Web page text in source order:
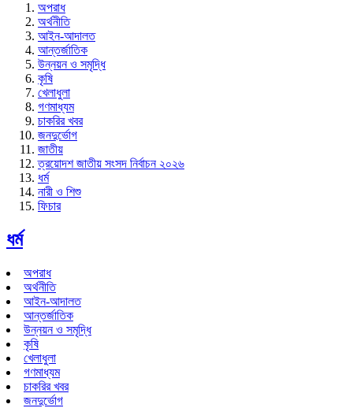
অপরাধ
অর্থনীতি
আইন-আদালত
আন্তর্জাতিক
উন্নয়ন ও সমৃদ্ধি
কৃষি
খেলাধুলা
গণমাধ্যম
চাকরির খবর
জনদুর্ভোগ
জাতীয়
ত্রয়োদশ জাতীয় সংসদ নির্বাচন ২০২৬
ধর্ম
নারী ও শিশু
ফিচার
ধর্ম
অপরাধ
অর্থনীতি
আইন-আদালত
আন্তর্জাতিক
উন্নয়ন ও সমৃদ্ধি
কৃষি
খেলাধুলা
গণমাধ্যম
চাকরির খবর
জনদুর্ভোগ